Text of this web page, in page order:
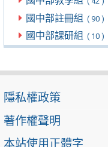
國中部註冊組 ( 90 )
國中部課研組 ( 10 )
隱私權政策
著作權聲明
本站使用正體字